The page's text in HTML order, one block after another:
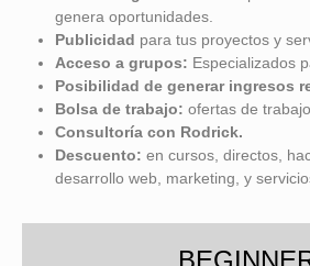
genera oportunidades.
Publicidad para tus proyectos y
Acceso a grupos: Especializados
Posibilidad de generar ingresos
Bolsa de trabajo: ofertas de
Consultoría con Rodrick.
Descuento: en cursos, directos,
desarrollo web, marketing, y